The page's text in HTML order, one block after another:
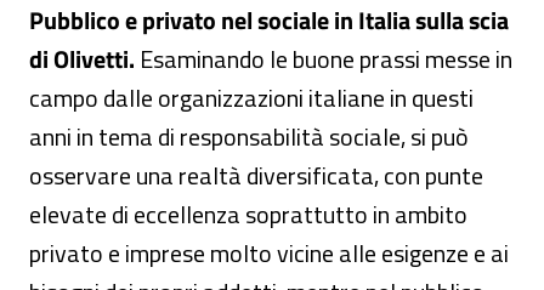
Pubblico e privato nel sociale in Italia sulla scia
di Olivetti. Esaminando le buone prassi messe in
campo dalle organizzazioni italiane in questi
anni in tema di responsabilità sociale, si può
osservare una realtà diversificata, con punte
elevate di eccellenza soprattutto in ambito
privato e imprese molto vicine alle esigenze e ai